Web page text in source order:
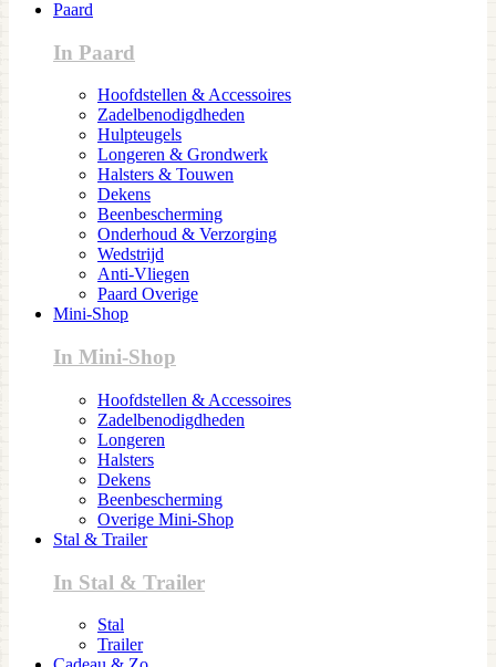
Paard
In Paard
Hoofdstellen & Accessoires
Zadelbenodigdheden
Hulpteugels
Longeren & Grondwerk
Halsters & Touwen
Dekens
Beenbescherming
Onderhoud & Verzorging
Wedstrijd
Anti-Vliegen
Paard Overige
Mini-Shop
In Mini-Shop
Hoofdstellen & Accessoires
Zadelbenodigdheden
Longeren
Halsters
Dekens
Beenbescherming
Overige Mini-Shop
Stal & Trailer
In Stal & Trailer
Stal
Trailer